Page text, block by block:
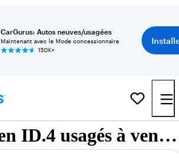
CarGurus: Autos neuves/usagées
Maintenant avec le Mode concessionnaire
150K+
Volkswagen ID.4 usagés à vendre près de Jonquière, QC